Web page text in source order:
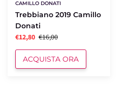
CAMILLO DONATI
Trebbiano 2019 Camillo
Donati
€12,80 €16,00
ACQUISTA ORA